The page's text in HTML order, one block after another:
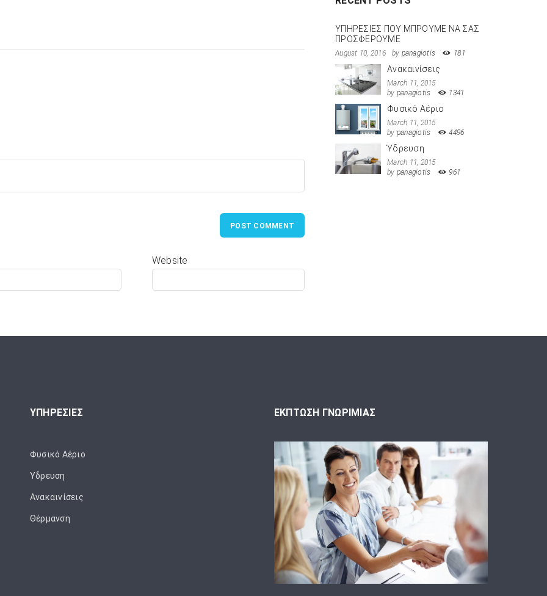
POST COMMENT
Website
ΥΠΗΡΕΣΙΕΣ ΠΟΥ ΜΠΡΟΥΜΕ ΝΑ ΣΑΣ
ΠΡΟΣΦΕΡΟΥΜΕ
August 10, 2016 by panagiotis 181
Ανακαινίσεις
March 11, 2015
by panagiotis 1341
Φυσικό Αέριο
March 11, 2015
by panagiotis 4496
Ύδρευση
March 11, 2015
by panagiotis 961
ΥΠΗΡΕΣΙΕΣ
Φυσικό Αέριο
Ύδρευση
Ανακαινίσεις
Θέρμανση
ΕΚΠΤΩΣΗ ΓΝΩΡΙΜΙΑΣ